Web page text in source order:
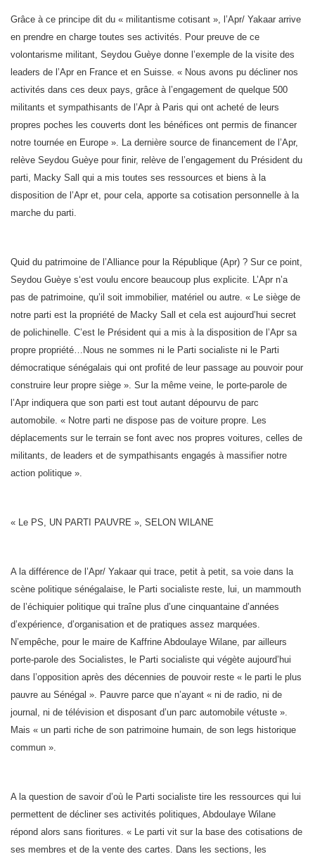
Grâce à ce principe dit du « militantisme cotisant », l’Apr/ Yakaar arrive
en prendre en charge toutes ses activités. Pour preuve de ce
volontarisme militant, Seydou Guèye donne l’exemple de la visite des
leaders de l’Apr en France et en Suisse. « Nous avons pu décliner nos
activités dans ces deux pays, grâce à l’engagement de quelque 500
militants et sympathisants de l’Apr à Paris qui ont acheté de leurs
propres poches les couverts dont les bénéfices ont permis de financer
notre tournée en Europe ». La dernière source de financement de l’Apr,
relève Seydou Guèye pour finir, relève de l’engagement du Président du
parti, Macky Sall qui a mis toutes ses ressources et biens à la
disposition de l’Apr et, pour cela, apporte sa cotisation personnelle à la
marche du parti.
Quid du patrimoine de l’Alliance pour la République (Apr) ? Sur ce point,
Seydou Guèye s‘est voulu encore beaucoup plus explicite. L’Apr n’a
pas de patrimoine, qu’il soit immobilier, matériel ou autre. « Le siège de
notre parti est la propriété de Macky Sall et cela est aujourd’hui secret
de polichinelle. C’est le Président qui a mis à la disposition de l’Apr sa
propre propriété…Nous ne sommes ni le Parti socialiste ni le Parti
démocratique sénégalais qui ont profité de leur passage au pouvoir pour
construire leur propre siège ». Sur la même veine, le porte-parole de
l’Apr indiquera que son parti est tout autant dépourvu de parc
automobile. « Notre parti ne dispose pas de voiture propre. Les
déplacements sur le terrain se font avec nos propres voitures, celles de
militants, de leaders et de sympathisants engagés à massifier notre
action politique ».
« Le PS, UN PARTI PAUVRE », SELON WILANE
A la différence de l’Apr/ Yakaar qui trace, petit à petit, sa voie dans la
scène politique sénégalaise, le Parti socialiste reste, lui, un mammouth
de l’échiquier politique qui traîne plus d’une cinquantaine d’années
d’expérience, d’organisation et de pratiques assez marquées.
N’empêche, pour le maire de Kaffrine Abdoulaye Wilane, par ailleurs
porte-parole des Socialistes, le Parti socialiste qui végète aujourd’hui
dans l’opposition après des décennies de pouvoir reste « le parti le plus
pauvre au Sénégal ». Pauvre parce que n’ayant « ni de radio, ni de
journal, ni de télévision et disposant d’un parc automobile vétuste ».
Mais « un parti riche de son patrimoine humain, de son legs historique
commun ».
A la question de savoir d’où le Parti socialiste tire les ressources qui lui
permettent de décliner ses activités politiques, Abdoulaye Wilane
répond alors sans fioritures. « Le parti vit sur la base des cotisations de
ses membres et de la vente des cartes. Dans les sections, les